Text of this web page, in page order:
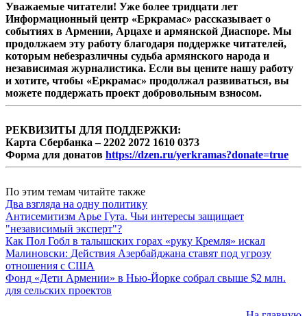
Уважаемые читатели! Уже более тридцати лет
Информационный центр «Еркрамас» рассказывает о
событиях в Армении, Арцахе и армянской Диаспоре. Мы
продолжаем эту работу благодаря поддержке читателей,
которым небезразличны судьба армянского народа и
независимая журналистика. Если вы цените нашу работу
и хотите, чтобы «Еркрамас» продолжал развиваться, вы
можете поддержать проект добровольным взносом.
РЕКВИЗИТЫ ДЛЯ ПОДДЕРЖКИ:
Карта Сбербанка – 2202 2072 1610 0373
Форма для донатов https://dzen.ru/yerkramas?donate=true
По этим темам читайте также
Два взгляда на одну политику
Антисемитизм Арье Гута. Чьи интересы защищает
"независимый эксперт"?
Как Пол Гобл в талышских горах «руку Кремля» искал
Малиновски: Действия Азербайджана ставят под угрозу
отношения с США
Фонд «Дети Армении» в Нью-Йорке собрал свыше $2 млн.
для сельских проектов